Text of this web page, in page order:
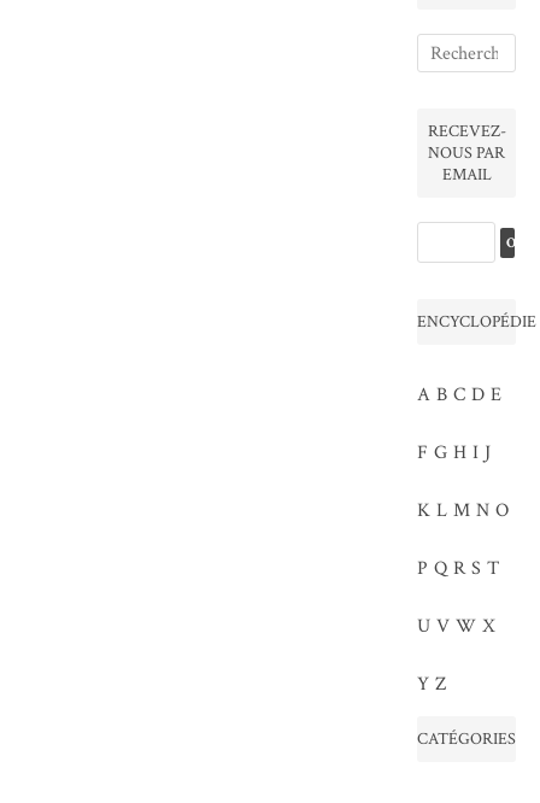
RECEVEZ-
NOUS PAR
EMAIL
ENCYCLOPÉDIE
A B C D E
F G H I J
K L M N O
P Q R S T
U V W X
Y Z
CATÉGORIES